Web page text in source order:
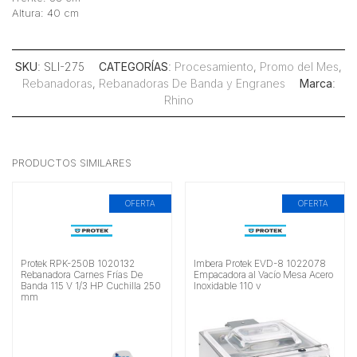
Altura: 40 cm
SKU: SLI-275 CATEGORÍAS: Procesamiento, Promo del Mes,
Rebanadoras, Rebanadoras De Banda y Engranes Marca:
Rhino
PRODUCTOS SIMILARES
OFERTA
Protek RPK-250B 1020132
Rebanadora Carnes Frías De
Banda 115 V 1/3 HP Cuchilla 250
mm
OFERTA
Imbera Protek EVD-8 1022078
Empacadora al Vacío Mesa Acero
Inoxidable 110 v